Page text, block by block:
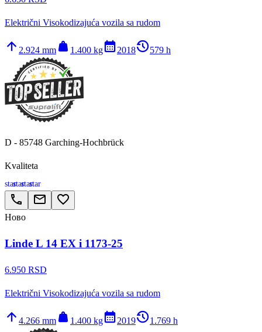
Električni Visokodizajuća vozila sa rudom
arrow_upward 2.924 mm weight 1.400 kgcalendar_month2018history_2579 h
D - 85748 Garching-Hochbrück
Kvaliteta
starstarstarstar
call email favorite_border
Ново
Linde L 14 EX i 1173-25
6.950 RSD
Električni Visokodizajuća vozila sa rudom
arrow_upward 4.266 mm weight 1.400 kgcalendar_month2019history_21.769 h